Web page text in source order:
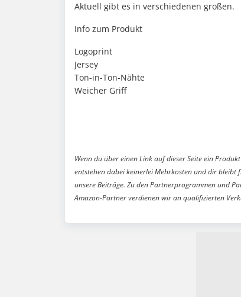
Aktuell gibt es in verschiedenen großen.
Info zum Produkt
Logoprint
Jersey
Ton-in-Ton-Nähte
Weicher Griff
Wenn du über einen Link auf dieser Seite ein
entstehen dabei keinerlei Mehrkosten und dir bleibt
unsere Beiträge. Zu den Partnerprogrammen und
Amazon-Partner verdienen wir an qualifizierten